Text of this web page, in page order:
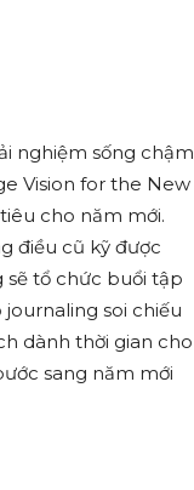
nghiệm sống chậm
Vision for the New
cho năm mới.
điều cũ kỹ được
sẽ tổ chức buổi tập
soi chiếu
dành thời gian cho
sang năm mới